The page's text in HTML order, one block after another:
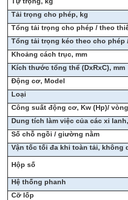
Tải trọng cho phép, kg
Tổng tải trọng cho phép / theo
Tổng tải trọng kéo theo cho phép
Khoảng cách trục, mm
Kích thước tổng thể (DxRxC), mm
Động cơ, Model
Loại
Công suất động cơ, Kw (Hp)/
Dung tích làm việc của các xi
Số chỗ ngồi / giường nằm
Vận tốc tối đa khi toàn tải, không
Hộp số
Hệ thống phanh
Cỡ lốp